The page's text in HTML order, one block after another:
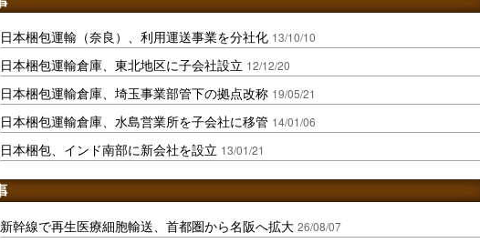
日本梱包運輸（奈良）、利用運送事業を分社化 13/10/10
日本梱包運輸倉庫、東北地区に子会社設立 12/12/20
日本梱包運輸倉庫、埼玉事業部管下の拠点改称 19/05/21
日本梱包運輸倉庫、水島営業所を子会社に移管 14/01/06
日本梱包、インド南部に新会社を設立 13/01/21
新幹線で再生医療細胞輸送、首都圏から名阪へ拡大 26/08/07